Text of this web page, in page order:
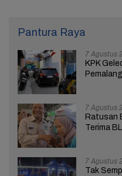
Pantura Raya
7 Agustus
KPK
7 Agustus
Ratusan
Terima
7 Agustus
Tak